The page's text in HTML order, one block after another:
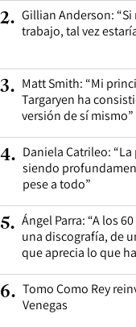
2. Gillian Anderson:
trabajo, tal vez
3. Matt Smith: “Mi
Targaryen ha
versión de sí mismo”
4. Daniela Catrileo:
siendo
pese a todo”
5. Ángel Parra: “A los
una discografía, de
que aprecia lo que
6. Tomo Como Rey
Venegas